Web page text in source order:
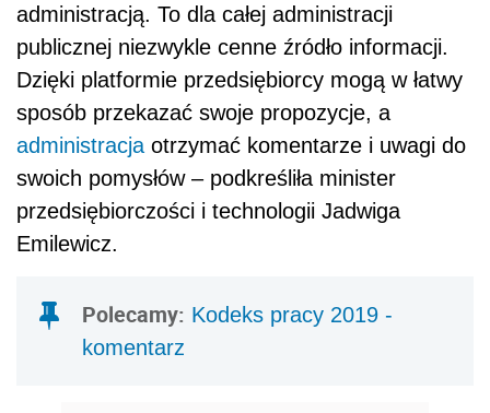
administracją. To dla całej administracji
publicznej niezwykle cenne źródło informacji.
Dzięki platformie przedsiębiorcy mogą w łatwy
sposób przekazać swoje propozycje, a
administracja otrzymać komentarze i uwagi do
swoich pomysłów – podkreśliła minister
przedsiębiorczości i technologii Jadwiga
Emilewicz.
Polecamy: Kodeks pracy 2019 -
komentarz